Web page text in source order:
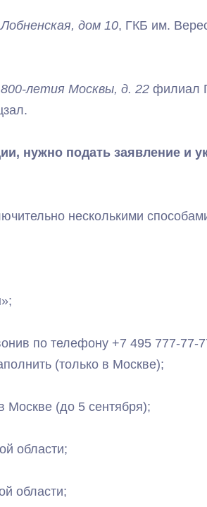
дом 10, ГКБ им.
800-летия Москвы, д. 22 филиал
нужно подать заявление и
несколькими
по телефону +7 495 777-77-
(только в Москве);
Москве (до 5 сентября);
области;
области;